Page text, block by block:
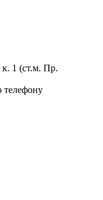
к. 1 (ст.м. Пр.